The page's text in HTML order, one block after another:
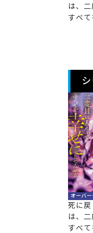
は、
すべて
オーバ
死に
は、
すべて